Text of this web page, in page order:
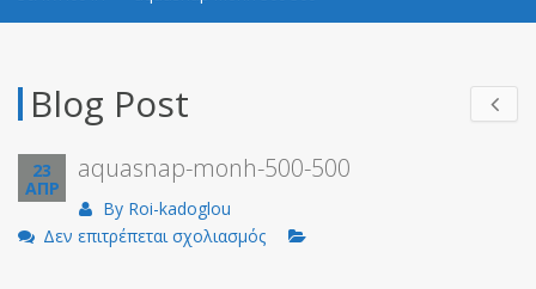
Blog Post
23
ΑΠΡ
aquasnap-monh-500-500
By Roi-kadoglou
Δεν επιτρέπεται σχολιασμόςστο